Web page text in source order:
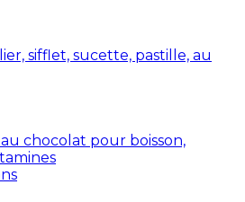
sifflet, sucette, pastille, au
chocolat pour boisson,